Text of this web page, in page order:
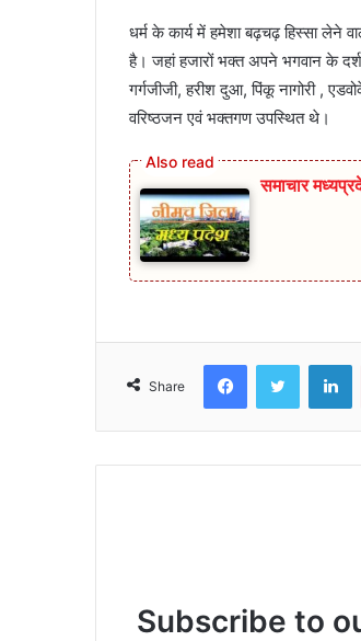
धर्म के कार्य में हमेशा बढ़चढ़ हिस्सा लेने
है। जहां हजारों भक्त अपने भगवान के
गर्गजीजी, हरीश दुआ, पिंकू नागोरी ,
वरिष्ठजन एवं भक्तगण उपस्थित थे।
समाचार
Share
FacebookTwitter
Subscribe to